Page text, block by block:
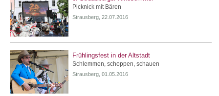
Picknick mit Bären
Strausberg, 22.07.2016
Frühlingsfest in der Altstadt
Schlemmen, schoppen, schauen
Strausberg, 01.05.2016